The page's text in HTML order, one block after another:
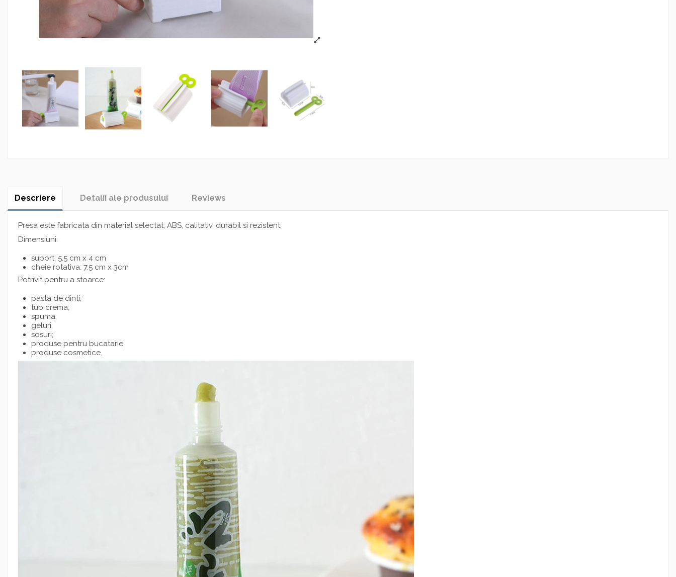
Descriere Detalii ale produsului Reviews
Presa este fabricata din material selectat, ABS, calitativ, durabil si rezistent.
Dimensiuni:
suport: 5.5 cm x 4 cm
cheie rotativa: 7.5 cm x 3cm
Potrivit pentru a stoarce:
pasta de dinti;
tub crema;
spuma;
geluri;
sosuri;
produse pentru bucatarie;
produse cosmetice.